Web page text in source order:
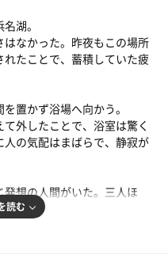
湖。
なかった。昨夜もこの場所
たことで、蓄積していた疲
置かず浴場へ向かう。
外したことで、浴室は驚く
の気配はまばらで、静寂が
想の人間がいた。三人ほ
来る者同士。言葉はなくと
読む